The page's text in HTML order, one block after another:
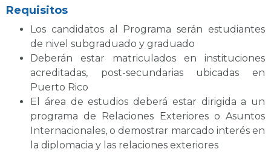
Requisitos
Los candidatos al Programa serán estudiantes
de nivel subgraduado y graduado
Deberán estar matriculados en instituciones
acreditadas, post-secundarias ubicadas en
Puerto Rico
El área de estudios deberá estar dirigida a un
programa de Relaciones Exteriores o Asuntos
Internacionales, o demostrar marcado interés en
la diplomacia y las relaciones exteriores